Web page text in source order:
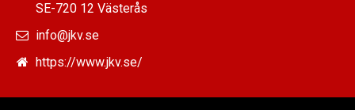
SE-720 12 Västerås
info@jkv.se
https://www.jkv.se/